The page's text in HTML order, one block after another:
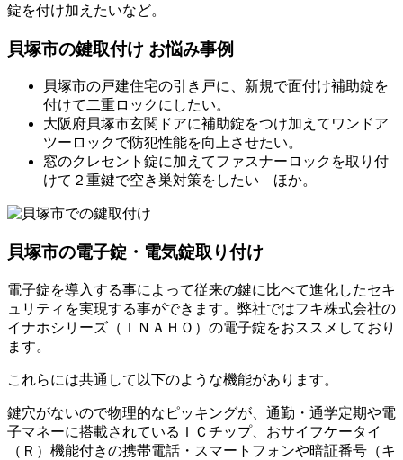
錠を付け加えたいなど。
貝塚市の鍵取付け お悩み事例
貝塚市の戸建住宅の引き戸に、新規で面付け補助錠を
付けて二重ロックにしたい。
大阪府貝塚市玄関ドアに補助錠をつけ加えてワンドア
ツーロックで防犯性能を向上させたい。
窓のクレセント錠に加えてファスナーロックを取り付
けて２重鍵で空き巣対策をしたい ほか。
貝塚市の電子錠・電気錠取り付け
電子錠を導入する事によって従来の鍵に比べて進化したセキ
ュリティを実現する事ができます。弊社ではフキ株式会社の
イナホシリーズ（ＩＮＡＨＯ）の電子錠をおススメしており
ます。
これらには共通して以下のような機能があります。
鍵穴がないので物理的なピッキングが、通勤・通学定期や電
子マネーに搭載されているＩＣチップ、おサイフケータイ
（Ｒ）機能付きの携帯電話・スマートフォンや暗証番号（キ